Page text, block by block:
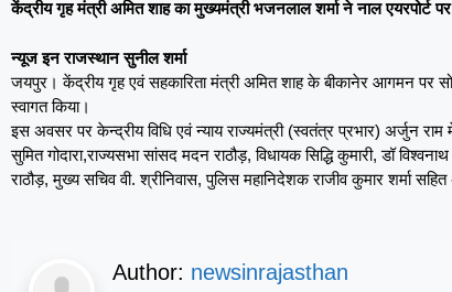
केंद्रीय गृह मंत्री अमित शाह का मुख्यमंत्री भजनलाल शर्मा ने नाल एयरपोर्ट पर
न्यूज इन राजस्थान सुनील शर्मा
जयपुर। केंद्रीय गृह एवं सहकारिता मंत्री अमित शाह के बीकानेर आगमन पर
स्वागत किया।
इस अवसर पर केन्द्रीय विधि एवं न्याय राज्यमंत्री (स्वतंत्र प्रभार) अर्जुन
सुमित गोदारा,राज्यसभा सांसद मदन राठौड़, विधायक सिद्धि कुमारी, डॉ
राठौड़, मुख्य सचिव वी. श्रीनिवास, पुलिस महानिदेशक राजीव कुमार शर्मा
Author: newsinrajasthan